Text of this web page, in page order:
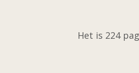
Het is 224